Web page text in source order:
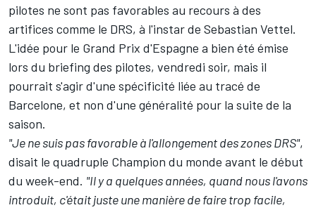
pilotes ne sont pas favorables au recours à des
artifices comme le DRS, à l'instar de Sebastian Vettel.
L'idée pour le Grand Prix d'Espagne a bien été émise
lors du briefing des pilotes, vendredi soir, mais il
pourrait s'agir d'une spécificité liée au tracé de
Barcelone, et non d'une généralité pour la suite de la
saison.
"Je ne suis pas favorable à l'allongement des zones DRS",
disait le quadruple Champion du monde avant le début
du week-end. "Il y a quelques années, quand nous l'avons
introduit, c'était juste une manière de faire trop facile,